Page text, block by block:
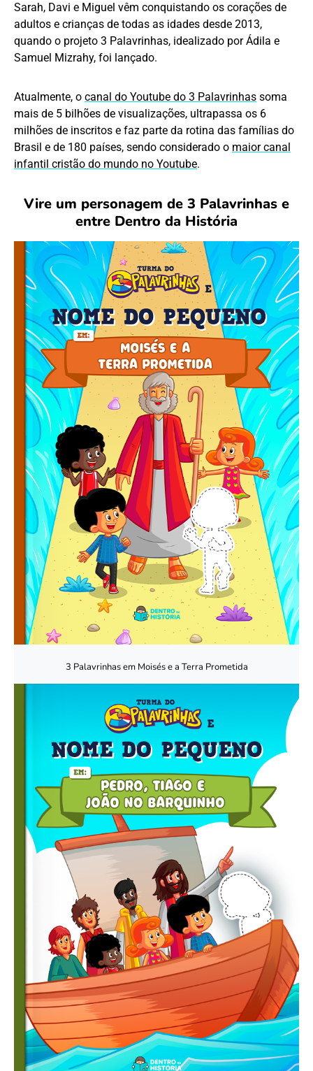
Sarah, Davi e Miguel vêm conquistando os corações de
adultos e crianças de todas as idades desde 2013,
quando o projeto 3 Palavrinhas, idealizado por Ádila e
Samuel Mizrahy, foi lançado.
Atualmente, o canal do Youtube do 3 Palavrinhas soma
mais de 5 bilhões de visualizações, ultrapassa os 6
milhões de inscritos e faz parte da rotina das famílias do
Brasil e de 180 países, sendo considerado o maior canal
infantil cristão do mundo no Youtube.
Vire um personagem de 3 Palavrinhas e
entre Dentro da História
3 Palavrinhas em Moisés e a Terra Prometida